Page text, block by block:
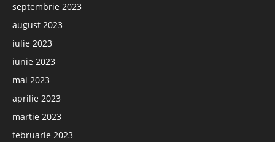
septembrie 2023
august 2023
iulie 2023
iunie 2023
mai 2023
aprilie 2023
martie 2023
februarie 2023